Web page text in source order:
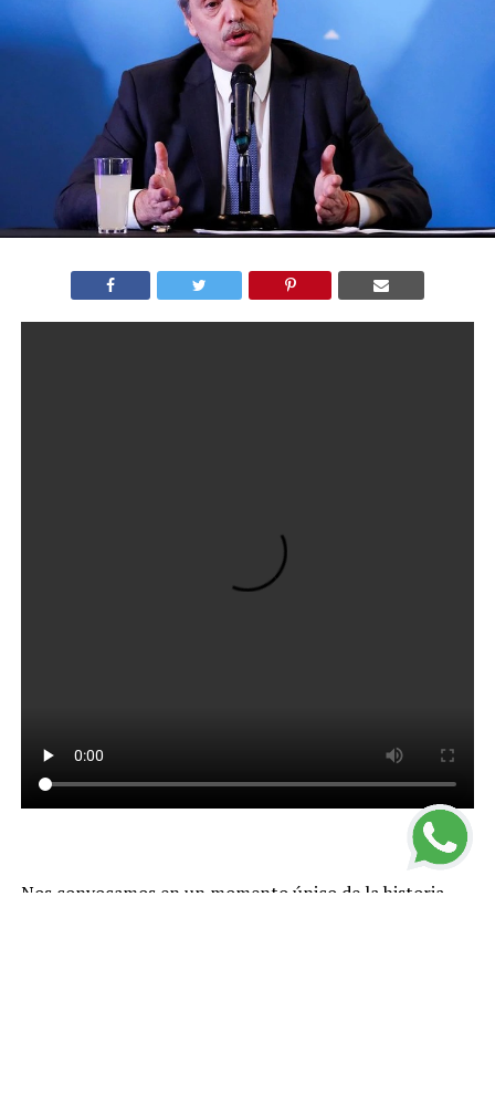
Nos convocamos en un momento único de la historia